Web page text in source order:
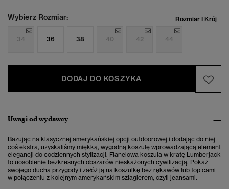
Wybierz Rozmiar: Rozmiar I Krój
34 36 38 40 42 44
DODAJ DO KOSZYKA
Uwagi od wydawcy
Bazując na klasycznej amerykańskiej opcji outdoorowej i dodając do niej
coś ekstra, uzyskaliśmy miękką, wygodną koszulę wprowadzającą element
elegancji do codziennych stylizacji. Flanelowa koszula w kratę Lumberjack
to uosobienie bezkresnych obszarów nieskażonych cywilizacją. Pokaż
swojego ducha przygody i załóż ją na koszulkę bez rękawów lub top cami
w połączeniu z kolejnym amerykańskim szlagierem, czyli jeansami.